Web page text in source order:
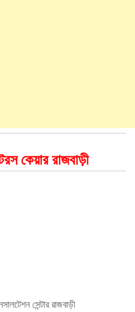
কেয়ার রাজবাড়ী
সেন্টার রাজবাড়ী